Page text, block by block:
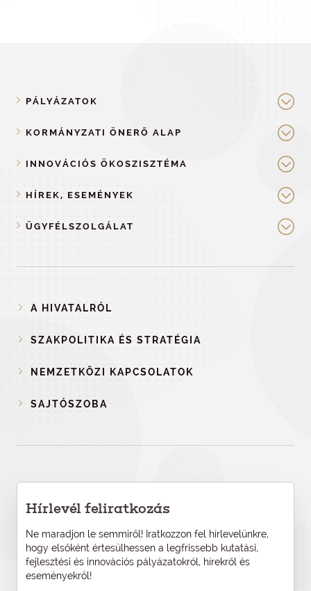
PÁLYÁZATOK
KORMÁNYZATI ÖNERŐ ALAP
INNOVÁCIÓS ÖKOSZISZTÉMA
HÍREK, ESEMÉNYEK
ÜGYFÉLSZOLGÁLAT
A HIVATALRÓL
SZAKPOLITIKA ÉS STRATÉGIA
NEMZETKÖZI KAPCSOLATOK
SAJTÓSZOBA
Hírlevél feliratkozás
Ne maradjon le semmiről! Iratkozzon fel hírlevelünkre,
hogy elsőként értesülhessen a legfrissebb kutatási,
fejlesztési és innovációs pályázatokról, hírekről és
eseményekről!